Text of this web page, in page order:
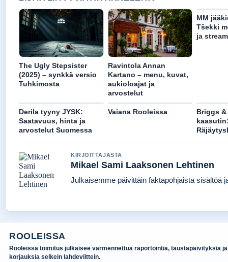
The Ugly Stepsister
(2025) – synkkä versio
Tuhkimosta
Ravintola Annan
Kartano – menu, kuvat,
aukioloajat ja
arvostelut
MM
Tšekki
ja
Derila tyyny JYSK:
Saatavuus, hinta ja
arvostelut Suomessa
Vaiana Rooleissa
Briggs
KIRJOITTAJASTA
Mikael Sami Laaksonen Lehtinen
Julkaisemme päivittäin faktapohjaista sisältöä
ROOLEISSA
Rooleissa toimitus julkaisee varmennettua raportointia, taustapaivityksia ja
korjauksia selkein lahdeviittein.